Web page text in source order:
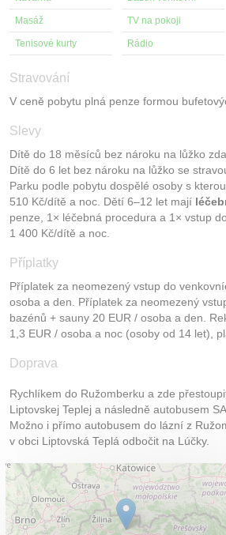
Masáž TV na pokoji
Tenisové kurty Rádio
Stravování
V ceně pobytu plná penze formou
Slevy
Dítě do 18 měsíců bez nároku na lůžko
Dítě do 6 let bez nároku na lůžko se
Parku podle pobytu dospělé osoby s
510 Kč/dítě a noc. Dětí 6–12 let mají
penze, 1× léčebná procedura a 1× vstup
1 400 Kč/dítě a noc.
Příplatky
Příplatek za neomezený vstup do
osoba a den. Příplatek za neomezený
bazénů + sauny 20 EUR / osoba a den.
1,3 EUR / osoba a noc (osoby od 14 let),
Doprava
Rychlíkem do Ružomberku a zde
Liptovskej Teplej a následně autobusem
Možno i přímo autobusem do lázní z
v obci Liptovská Teplá odbočit na Lúčky.